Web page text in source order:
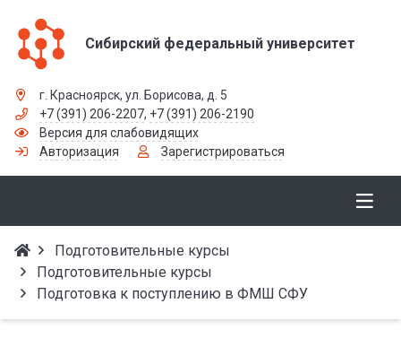
Сибирский федеральный университет
г. Красноярск, ул. Борисова, д. 5
+7 (391) 206-2207, +7 (391) 206-2190
Версия для слабовидящих
Авторизация
Зарегистрироваться
Подготовительные курсы
Подготовительные курсы
Подготовка к поступлению в ФМШ СФУ